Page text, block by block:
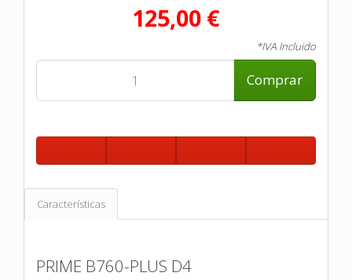
125,00 €
*IVA Incluido
Comprar
Características
PRIME B760-PLUS D4